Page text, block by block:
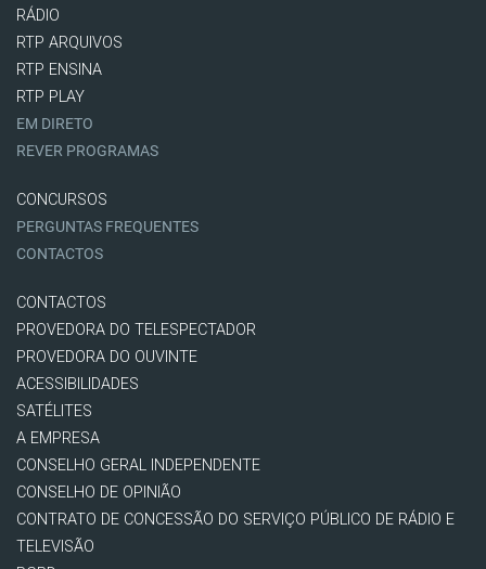
RÁDIO
RTP ARQUIVOS
RTP ENSINA
RTP PLAY
EM DIRETO
REVER PROGRAMAS
CONCURSOS
PERGUNTAS FREQUENTES
CONTACTOS
CONTACTOS
PROVEDORA DO TELESPECTADOR
PROVEDORA DO OUVINTE
ACESSIBILIDADES
SATÉLITES
A EMPRESA
CONSELHO GERAL INDEPENDENTE
CONSELHO DE OPINIÃO
CONTRATO DE CONCESSÃO DO SERVIÇO PÚBLICO DE RÁDIO E
TELEVISÃO